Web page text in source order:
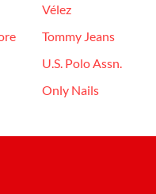
Vélez
Tommy Jeans
U.S. Polo Assn.
Only Nails